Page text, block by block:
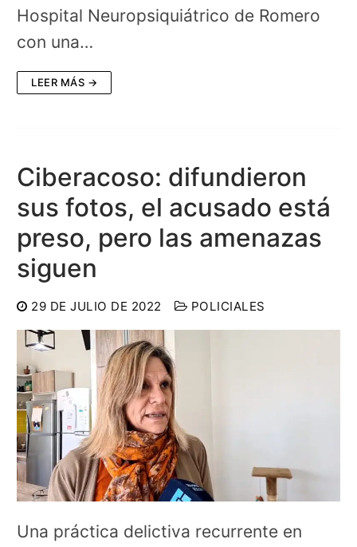
Hospital Neuropsiquiátrico de Romero
con una…
LEER MÁS →
Ciberacoso: difundieron
sus fotos, el acusado está
preso, pero las amenazas
siguen
29 DE JULIO DE 2022 POLICIALES
Una práctica delictiva recurrente en